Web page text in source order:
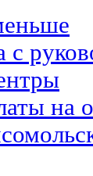
с
на